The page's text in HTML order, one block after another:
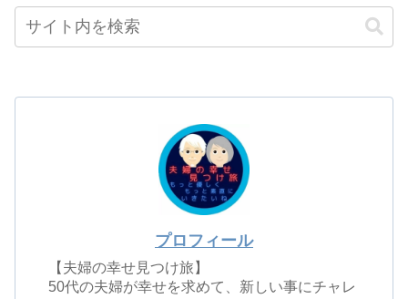
プロフィール
【夫婦の幸せ見つけ旅】
50代の夫婦が幸せを求めて、新しい事にチャレ